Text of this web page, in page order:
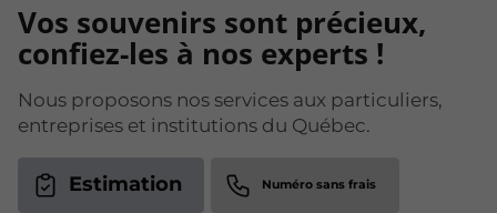
Vos souvenirs sont précieux,
confiez-les à nos experts !
Nous proposons nos services aux particuliers,
entreprises et institutions du Québec.
Estimation